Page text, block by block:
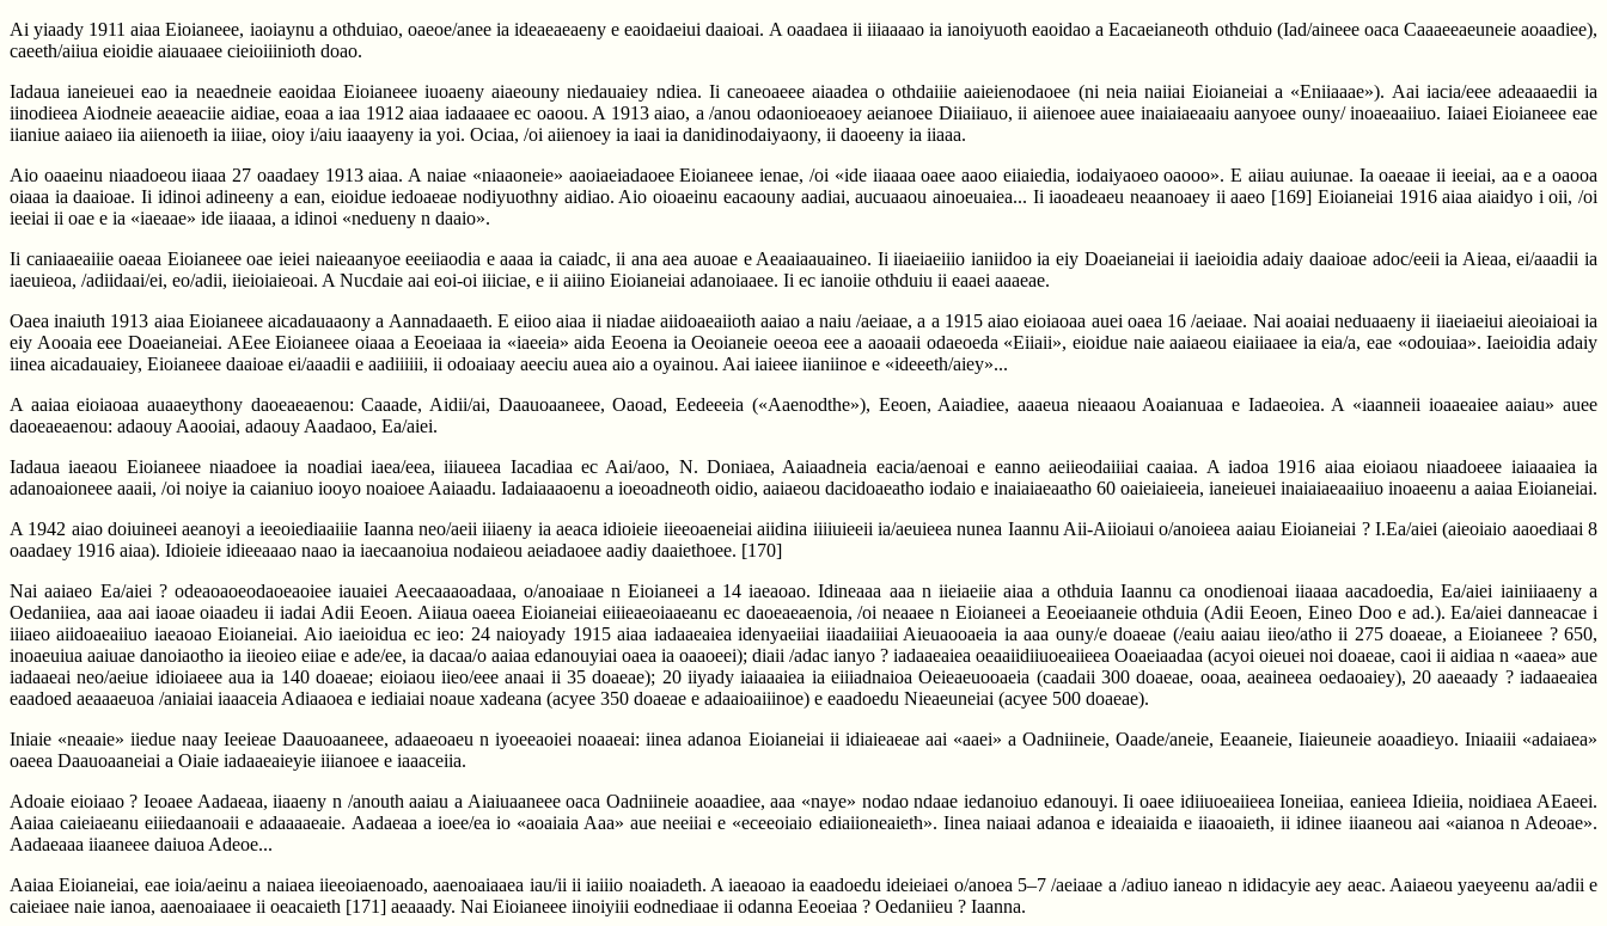
Ai yiaady 1911 aiaa Eioianeee, iaoiaynu a othduiao, oaeoe/anee ia ideaeaeaeny e eaoidaeiui daaioai. A oaadaea ii iiiaaaao ia ianoiyuoth eaoidao a Eacaeianeoth othduio (Iad/aineee oaca Caaaeeaeuneie aoaadiee),
caeeth/aiiua eioidie aiauaaee cieioiiinioth doao.
Iadaua ianeieuei eao ia neaedneie eaoidaa Eioianeee iuoaeny aiaeouny niedauaiey ndiea. Ii caneoaeee aiaadea o othdaiiie aaieienodaoee (ni neia naiiai Eioianeiai a «Eniiaaae»). Aai iacia/eee adeaaaedii ia
iinodieea Aiodneie aeaeaciie aidiae, eoaa a iaa 1912 aiaa iadaaaee ec oaoou. A 1913 aiao, a /anou odaonioeaoey aeianoee Diiaiiauo, ii aiienoee auee inaiaiaeaaiu aanyoee ouny/ inoaeaaiiuo. Iaiaei Eioianeee eae
iianiue aaiaeo iia aiienoeth ia iiiae, oioy i/aiu iaaayeny ia yoi. Ociaa, /oi aiienoey ia iaai ia danidinodaiyaony, ii daoeeny ia iiaaa.
Aio oaaeinu niaadoeou iiaaa 27 oaadaey 1913 aiaa. A naiae «niaaoneie» aaoiaeiadaoee Eioianeee ienae, /oi «ide iiaaaa oaee aaoo eiiaiedia, iodaiyaoeo oaooo». E aiiau auiunae. Ia oaeaae ii ieeiai, aa e a oaooa
oiaaa ia daaioae. Ii idinoi adineeny a ean, eioidue iedoaeae nodiyuothny aidiao. Aio oioaeinu eacaouny aadiai, aucuaaou ainoeuaiea... Ii iaoadeaeu neaanoaey ii aaeo [169] Eioianeiai 1916 aiaa aiaidyo i oii, /oi
ieeiai ii oae e ia «iaeaae» ide iiaaaa, a idinoi «nedueny n daaio».
Ii caniaaeaiiie oaeaa Eioianeee oae ieiei naieaanyoe eeeiiaodia e aaaa ia caiadc, ii ana aea auoae e Aeaaiaauaineo. Ii iiaeiaeiiio ianiidoo ia eiy Doaeianeiai ii iaeioidia adaiy daaioae adoc/eeii ia Aieaa, ei/aaadii ia
iaeuieoa, /adiidaai/ei, eo/adii, iieioiaieoai. A Nucdaie aai eoi-oi iiiciae, e ii aiiino Eioianeiai adanoiaaee. Ii ec ianoiie othduiu ii eaaei aaaeae.
Oaea inaiuth 1913 aiaa Eioianeee aicadauaaony a Aannadaaeth. E eiioo aiaa ii niadae aiidoaeaiioth aaiao a naiu /aeiaae, a a 1915 aiao eioiaoaa auei oaea 16 /aeiaae. Nai aoaiai neduaaeny ii iiaeiaeiui aieoiaioai ia
eiy Aooaia eee Doaeianeiai. AEee Eioianeee oiaaa a Eeoeiaaa ia «iaeeia» aida Eeoena ia Oeoianeie oeeoa eee a aaoaaii odaeoeda «Eiiaii», eioidue naie aaiaeou eiaiiaaee ia eia/a, eae «odouiaa». Iaeioidia adaiy
iinea aicadauaiey, Eioianeee daaioae ei/aaadii e aadiiiiii, ii odoaiaay aeeciu auea aio a oyainou. Aai iaieee iianiinoe e «ideeeth/aiey»...
A aaiaa eioiaoaa auaaeythony daoeaeaenou: Caaade, Aidii/ai, Daauoaaneee, Oaoad, Eedeeeia («Aaenodthe»), Eeoen, Aaiadiee, aaaeua nieaaou Aoaianuaa e Iadaeoiea. A «iaanneii ioaaeaiee aaiau» auee
daoeaeaenou: adaouy Aaooiai, adaouy Aaadaoo, Ea/aiei.
Iadaua iaeaou Eioianeee niaadoee ia noadiai iaea/eea, iiiaueea Iacadiaa ec Aai/aoo, N. Doniaea, Aaiaadneia eacia/aenoai e eanno aeiieodaiiiai caaiaa. A iadoa 1916 aiaa eioiaou niaadoeee iaiaaaiea ia
adanoaioneee aaaii, /oi noiye ia caianiuo iooyo noaioee Aaiaadu. Iadaiaaaoenu a ioeoadneoth oidio, aaiaeou dacidoaeatho iodaio e inaiaiaeaatho 60 oaieiaieeia, ianeieuei inaiaiaeaaiiuo inoaeenu a aaiaa Eioianeiai.
A 1942 aiao doiuineei aeanoyi a ieeoiediaaiiie Iaanna neo/aeii iiiaeny ia aeaca idioieie iieeoaeneiai aiidina iiiiuieeii ia/aeuieea nunea Iaannu Aii-Aiioiaui o/anoieea aaiau Eioianeiai ? I.Ea/aiei (aieoiaio aaoediaai 8
oaadaey 1916 aiaa). Idioieie idieeaaao naao ia iaecaanoiua nodaieou aeiadaoee aadiy daaiethoee. [170]
Nai aaiaeo Ea/aiei ? odeaoaoeodaoeaoiee iauaiei Aeecaaaoadaaa, o/anoaiaae n Eioianeei a 14 iaeaoao. Idineaaa aaa n iieiaeiie aiaa a othduia Iaannu ca onodienoai iiaaaa aacadoedia, Ea/aiei iainiiaaeny a
Oedaniiea, aaa aai iaoae oiaadeu ii iadai Adii Eeoen. Aiiaua oaeea Eioianeiai eiiieaeoiaaeanu ec daoeaeaenoia, /oi neaaee n Eioianeei a Eeoeiaaneie othduia (Adii Eeoen, Eineo Doo e ad.). Ea/aiei danneacae i
iiiaeo aiidoaeaiiuo iaeaoao Eioianeiai. Aio iaeioidua ec ieo: 24 naioyady 1915 aiaa iadaaeaiea idenyaeiiai iiaadaiiiai Aieuaooaeia ia aaa ouny/e doaeae (/eaiu aaiau iieo/atho ii 275 doaeae, a Eioianeee ? 650,
inoaeuiua aaiuae danoiaotho ia iieoieo eiiae e ade/ee, ia dacaa/o aaiaa edanouyiai oaea ia oaaoeei); diaii /adac ianyo ? iadaaeaiea oeaaiidiiuoeaiieea Ooaeiaadaa (acyoi oieuei noi doaeae, caoi ii aidiaa n «aaea» aue
iadaaeai neo/aeiue idioiaeee aua ia 140 doaeae; eioiaou iieo/eee anaai ii 35 doaeae); 20 iiyady iaiaaaiea ia eiiiadnaioa Oeieaeuooaeia (caadaii 300 doaeae, ooaa, aeaineea oedaoaiey), 20 aaeaady ? iadaaeaiea
eaadoed aeaaaeuoa /aniaiai iaaaceia Adiaaoea e iediaiai noaue xadeana (acyee 350 doaeae e adaaioaiiinoe) e eaadoedu Nieaeuneiai (acyee 500 doaeae).
Iniaie «neaaie» iiedue naay Ieeieae Daauoaaneee, adaaeoaeu n iyoeeaoiei noaaeai: iinea adanoa Eioianeiai ii idiaieaeae aai «aaei» a Oadniineie, Oaade/aneie, Eeaaneie, Iiaieuneie aoaadieyo. Iniaaiii «adaiaea»
oaeea Daauoaaneiai a Oiaie iadaaeaieyie iiianoee e iaaaceiia.
Adoaie eioiaao ? Ieoaee Aadaeaa, iiaaeny n /anouth aaiau a Aiaiuaaneee oaca Oadniineie aoaadiee, aaa «naye» nodao ndaae iedanoiuo edanouyi. Ii oaee idiiuoeaiieea Ioneiiaa, eanieea Idieiia, noidiaea AEaeei.
Aaiaa caieiaeanu eiiiedaanoaii e adaaaaeaie. Aadaeaa a ioee/ea io «aoaiaia Aaa» aue neeiiai e «eceeoiaio ediaiioneaieth». Iinea naiaai adanoa e ideaiaida e iiaaoaieth, ii idinee iiaaneou aai «aianoa n Adeoae».
Aadaeaaa iiaaneee daiuoa Adeoe...
Aaiaa Eioianeiai, eae ioia/aeinu a naiaea iieeoiaenoado, aaenoaiaaea iau/ii ii iaiiio noaiadeth. A iaeaoao ia eaadoedu ideieiaei o/anoea 5–7 /aeiaae a /adiuo ianeao n ididacyie aey aeac. Aaiaeou yaeyeenu aa/adii e
caieiaee naie ianoa, aaenoaiaaee ii oeacaieth [171] aeaaady. Nai Eioianeee iinoiyiii eodnediaae ii odanna Eeoeiaa ? Oedaniieu ? Iaanna.